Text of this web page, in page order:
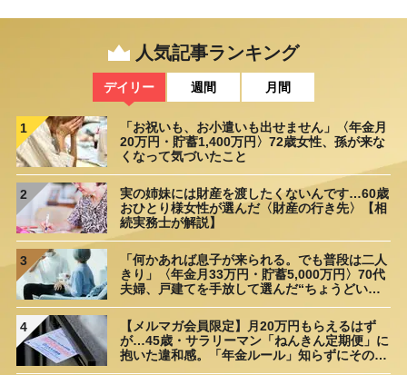
人気記事ランキング
デイリー 週間 月間
1
「お祝いも、お小遣いも出せません」〈年金月
20万円・貯蓄1,400万円〉72歳女性、孫が来な
くなって気づいたこと
2
実の姉妹には財産を渡したくないんです…60歳
おひとり様女性が選んだ〈財産の行き先〉【相
続実務士が解説】
3
「何かあれば息子が来られる。でも普段は二人
きり」〈年金月33万円・貯蓄5,000万円〉70代
夫婦、戸建てを手放して選んだ“ちょうどいい
4
【メルマガ会員限定】月20万円もらえるはず
が…45歳・サラリーマン「ねんきん定期便」に
抱いた違和感。「年金ルール」知らずにそのま